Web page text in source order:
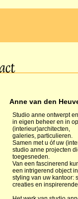
Anne van den
Studio anne ontwerpt
in eigen beheer en in
(interieur)architecten,
galeries, particulieren.
Samen met u óf uw
studio anne projecten
toegesneden.
Van een fascinerend
een intrigerend object
styling van uw kantoor:
creaties en